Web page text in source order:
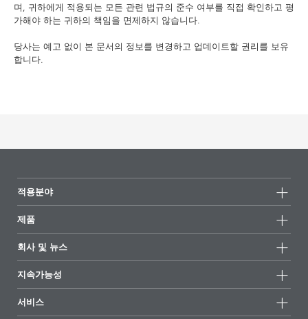
며, 귀하에게 적용되는 모든 관련 법규의 준수 여부를 직접 확인하고 평
가해야 하는 귀하의 책임을 면제하지 않습니다.
당사는 예고 없이 본 문서의 정보를 변경하고 업데이트할 권리를 보유
합니다.
적용분야
제품
모든제품
하이라이트
회사 및 뉴스
뉴스
언론 및 미디어
지속가능성
지속가능한 제품
서비스